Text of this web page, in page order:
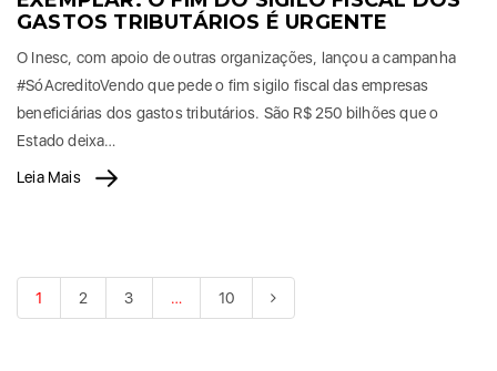
GASTOS TRIBUTÁRIOS É URGENTE
O Inesc, com apoio de outras organizações, lançou a campanha
#SóAcreditoVendo que pede o fim sigilo fiscal das empresas
beneficiárias dos gastos tributários. São R$ 250 bilhões que o
Estado deixa…
Leia Mais
1 2 3 … 10